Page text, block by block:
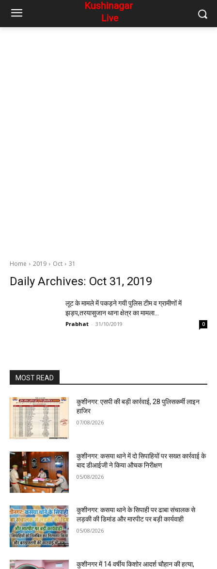
Home 2019 Oct 31
Daily Archives: Oct 31, 2019
लूट के मामले में पकड़ने गयी पुलिस टीम व ग्रामीणों में
झड़प,तरयासुजान थाना क्षेत्र का मामला…
Prabhat - 31/10/2019 0
MOST READ
कुशीनगर: एसपी की बड़ी कार्रवाई, 28 पुलिसकर्मी लाइन
हाजिर
07/08/2026
कुशीनगर: कसया थाने में दो सिपाहियों पर सख्त कार्रवाई के
बाद डीआईजी ने किया औचक निरीक्षण
05/08/2026
कुशीनगर: कसया थाने के सिपाही पर ढाबा संचालक से
लड़की की डिमांड और मारपीट पर बड़ी कार्यवाही
05/08/2026
कुशीनगर में 14 वर्षीय किशोर आदर्श चौहान की हत्या,